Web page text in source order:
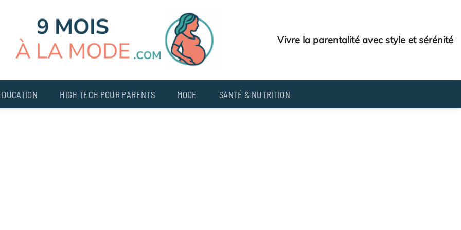
Vivre la parentalité avec style et sérénité
HIGH TECH POUR PARENTS MODE SANTÉ & NUTRITION